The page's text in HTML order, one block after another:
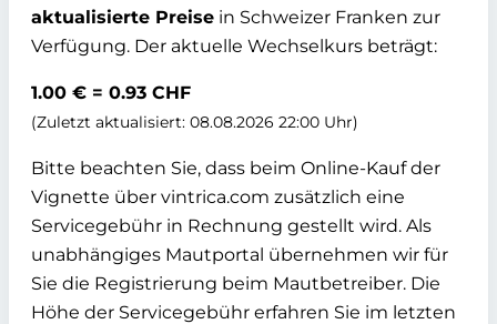
aktualisierte Preise in Schweizer Franken zur
Verfügung. Der aktuelle Wechselkurs beträgt:
1.00 € = 0.93 CHF
(Zuletzt aktualisiert: 08.08.2026 22:00 Uhr)
Bitte beachten Sie, dass beim Online-Kauf der
Vignette über vintrica.com zusätzlich eine
Servicegebühr in Rechnung gestellt wird. Als
unabhängiges Mautportal übernehmen wir für
Sie die Registrierung beim Mautbetreiber. Die
Höhe der Servicegebühr erfahren Sie im letzten